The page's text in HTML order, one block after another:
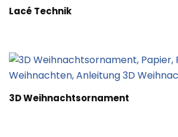
Lacé Technik
3D Weihnachtsornament